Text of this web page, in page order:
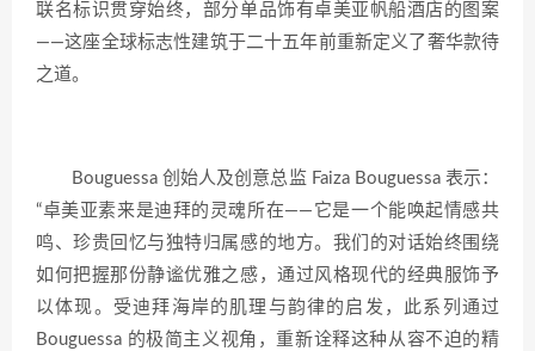
联名标识贯穿始终，部分单品饰有卓美亚帆船酒店的图案
——这座全球标志性建筑于二十五年前重新定义了奢华款待
之道。
Bouguessa 创始人及创意总监 Faiza Bouguessa 表示：
“卓美亚素来是迪拜的灵魂所在——它是一个能唤起情感共
鸣、珍贵回忆与独特归属感的地方。我们的对话始终围绕
如何把握那份静谧优雅之感，通过风格现代的经典服饰予
以体现。受迪拜海岸的肌理与韵律的启发，此系列通过
Bouguessa 的极简主义视角，重新诠释这种从容不迫的精